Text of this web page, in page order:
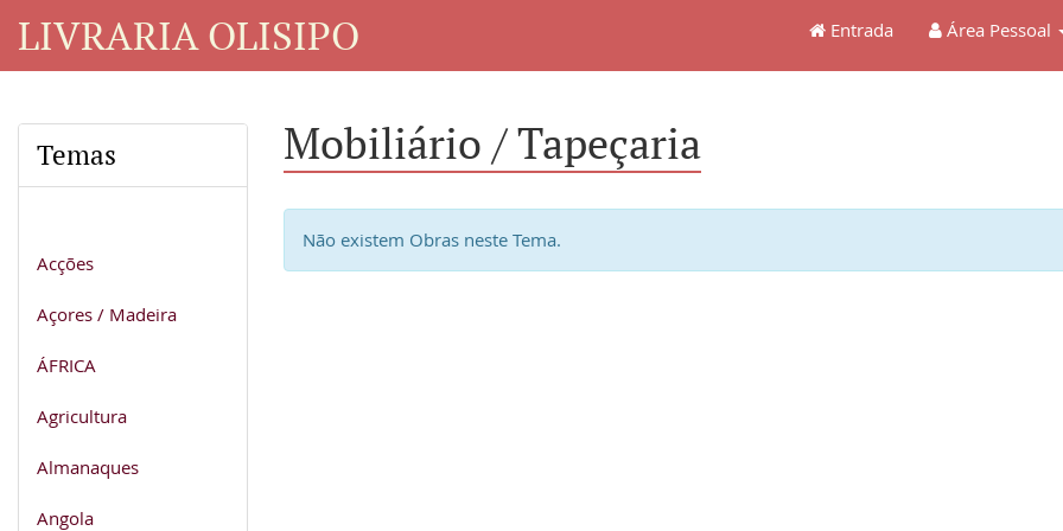
LIVRARIA OLISIPO Entrada Área Pessoal
Temas
Acções
Açores / Madeira
ÁFRICA
Agricultura
Almanaques
Angola
Mobiliário / Tapeçaria
Não existem Obras neste Tema.